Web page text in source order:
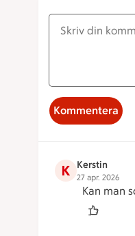
Kommentera
K Kerstin
27 apr. 2026
Kan man